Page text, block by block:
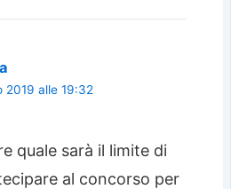
2019 alle 19:32
quale sarà il limite di
al concorso per